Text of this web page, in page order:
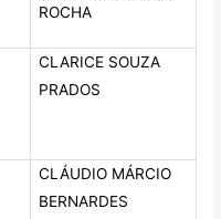
ROCHA
CLARICE SOUZA
PRADOS
CLÁUDIO MÁRCIO
BERNARDES